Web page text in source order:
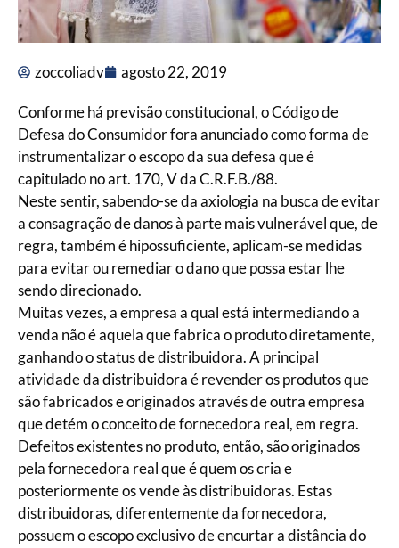
zoccoliadv agosto 22, 2019
Conforme há previsão constitucional, o Código de
Defesa do Consumidor fora anunciado como forma de
instrumentalizar o escopo da sua defesa que é
capitulado no art. 170, V da C.R.F.B./88.
Neste sentir, sabendo-se da axiologia na busca de evitar
a consagração de danos à parte mais vulnerável que, de
regra, também é hipossuficiente, aplicam-se medidas
para evitar ou remediar o dano que possa estar lhe
sendo direcionado.
Muitas vezes, a empresa a qual está intermediando a
venda não é aquela que fabrica o produto diretamente,
ganhando o status de distribuidora. A principal
atividade da distribuidora é revender os produtos que
são fabricados e originados através de outra empresa
que detém o conceito de fornecedora real, em regra.
Defeitos existentes no produto, então, são originados
pela fornecedora real que é quem os cria e
posteriormente os vende às distribuidoras. Estas
distribuidoras, diferentemente da fornecedora,
possuem o escopo exclusivo de encurtar a distância do